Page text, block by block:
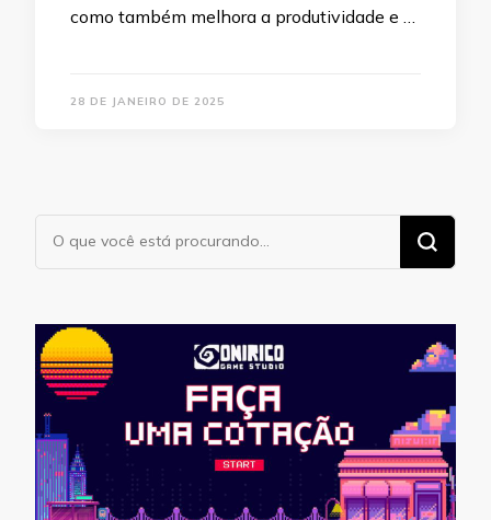
como também melhora a produtividade e …
28 DE JANEIRO DE 2025
Procurando
algo?